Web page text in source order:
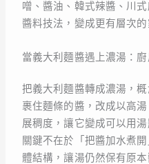
噌、醬油、韓式辣醬、川
醬料技法，變成更有層次的
當義大利麵醬遇上濃湯：廚
把義大利麵醬轉成濃湯，
裹住麵條的醬，改成以高
展稠度，讓它變成可以用
關鍵不在於「把醬加水煮
體結構，讓湯仍然保有原